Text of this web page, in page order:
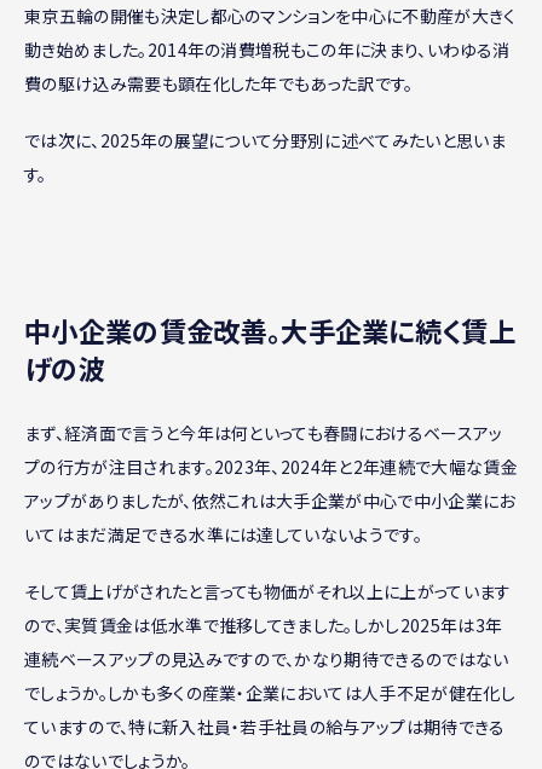
東京五輪の開催も決定し都心のマンションを中心に不動産が大きく
動き始めました。2014年の消費増税もこの年に決まり、いわゆる消
費の駆け込み需要も顕在化した年でもあった訳です。
では次に、2025年の展望について分野別に述べてみたいと思いま
す。
中小企業の賃金改善。大手企業に続く賃上
げの波
まず、経済面で言うと今年は何といっても春闘におけるベースアッ
プの行方が注目されます。2023年、2024年と2年連続で大幅な賃金
アップがありましたが、依然これは大手企業が中心で中小企業にお
いてはまだ満足できる水準には達していないようです。
そして賃上げがされたと言っても物価がそれ以上に上がっています
ので、実質賃金は低水準で推移してきました。しかし2025年は3年
連続ベースアップの見込みですので、かなり期待できるのではない
でしょうか。しかも多くの産業・企業においては人手不足が健在化し
ていますので、特に新入社員・若手社員の給与アップは期待できる
のではないでしょうか。